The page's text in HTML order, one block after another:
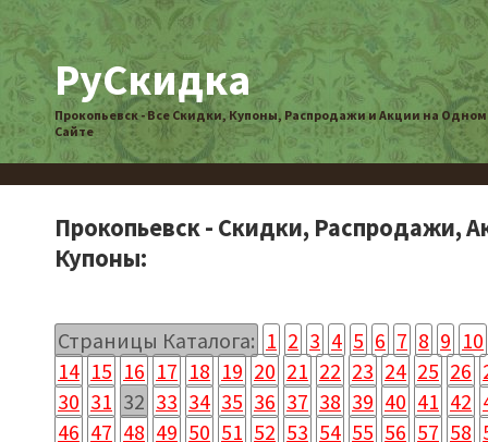
РуСкидка
Прокопьевск - Все Скидки, Купоны, Распродажи и Акции на Одном
Сайте
Прокопьевск - Скидки, Распродажи,
Купоны:
Страницы Каталога: 1 2 3 4 5 6 7 8 9 10
14 15 16 17 18 19 20 21 22 23 24 25 26
30 31 32 33 34 35 36 37 38 39 40 41 42
46 47 48 49 50 51 52 53 54 55 56 57 58